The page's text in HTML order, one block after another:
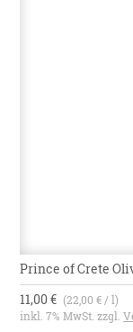
Prince of Crete
11,00 € (22,00 € / l)
inkl. 7% MwSt. zzgl.